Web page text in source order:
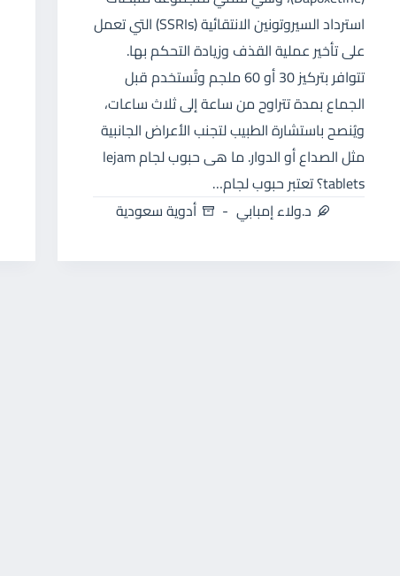
استرداد السيروتونين الانتقائية (SSRIs) التي تعمل
على تأخير عملية القذف وزيادة التحكم بها.
تتوافر بتركيز 30 أو 60 ملجم وتُستخدم قبل
الجماع بمدة تتراوح من ساعة إلى ثلاث ساعات،
ويُنصح باستشارة الطبيب لتجنب الأعراض الجانبية
مثل الصداع أو الدوار. ما هى حبوب لجام lejam
tablets؟ تعتبر حبوب لجام…
د.ولاء إمبابي
أدوية سعودية